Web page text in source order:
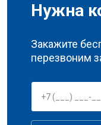
Нужна
Закажите
перезвоним